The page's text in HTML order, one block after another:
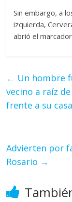
Sin embargo, a
izquierda,
abrió el
← Un hombre
vecino a raíz
frente a su casa
Advierten por
Rosario →